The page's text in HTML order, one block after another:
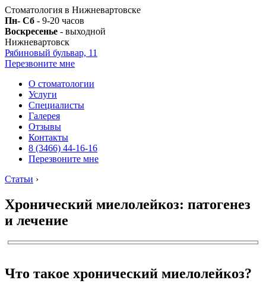
Стоматология в Нижневартовске
Пн- Сб - 9-20 часов
Воскресенье - выходной
Нижневартовск
Рябиновый бульвар, 11
Перезвоните мне
О стоматологии
Услуги
Специалисты
Галерея
Отзывы
Контакты
8 (3466) 44-16-16
Перезвоните мне
Статьи ›
Хронический миелолейкоз: патогенез
и лечение
Что такое хронический миелолейкоз?